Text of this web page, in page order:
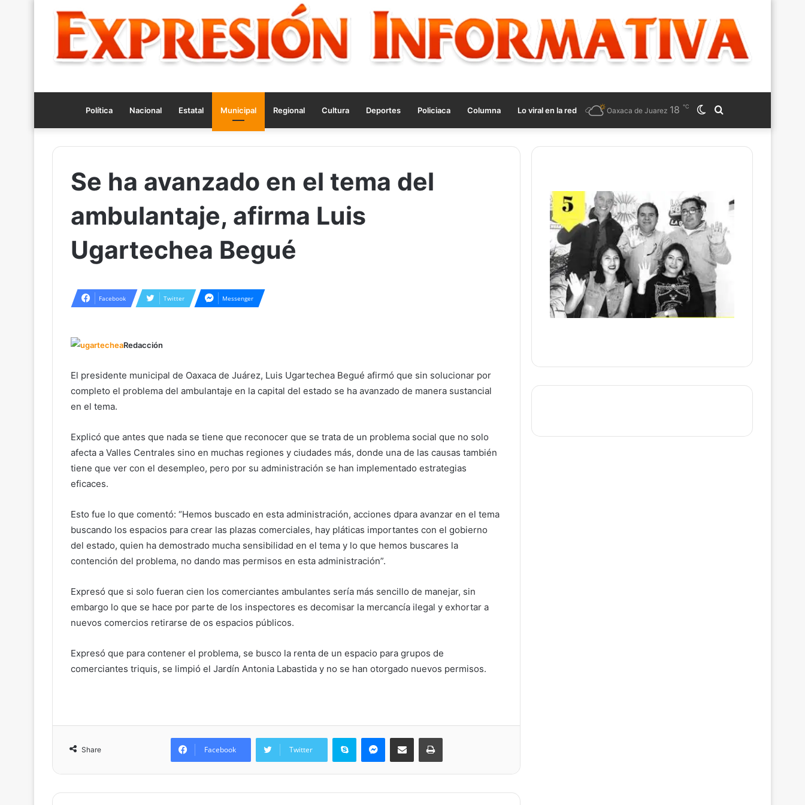
Política Nacional Estatal Municipal Regional Cultura Deportes Policiaca Columna Lo viral en la red
for
Switch
skin
Oaxaca de Juarez 18 ℃
Se ha avanzado en el tema del
ambulantaje, afirma Luis
Ugartechea Begué
Facebook Twitter Messenger
Redacción
El presidente municipal de Oaxaca de Juárez, Luis Ugartechea Begué afirmó que sin solucionar por
completo el problema del ambulantaje en la capital del estado se ha avanzado de manera sustancial
en el tema.
Explicó que antes que nada se tiene que reconocer que se trata de un problema social que no solo
afecta a Valles Centrales sino en muchas regiones y ciudades más, donde una de las causas también
tiene que ver con el desempleo, pero por su administración se han implementado estrategias
eficaces.
Esto fue lo que comentó: “Hemos buscado en esta administración, acciones dpara avanzar en el tema
buscando los espacios para crear las plazas comerciales, hay pláticas importantes con el gobierno
del estado, quien ha demostrado mucha sensibilidad en el tema y lo que hemos buscares la
contención del problema, no dando mas permisos en esta administración”.
Expresó que si solo fueran cien los comerciantes ambulantes sería más sencillo de manejar, sin
embargo lo que se hace por parte de los inspectores es decomisar la mercancía ilegal y exhortar a
nuevos comercios retirarse de os espacios públicos.
Expresó que para contener el problema, se busco la renta de un espacio para grupos de
comerciantes triquis, se limpió el Jardín Antonia Labastida y no se han otorgado nuevos permisos.
Share Facebook Twitter
Skype Messenger
Share via Email Print